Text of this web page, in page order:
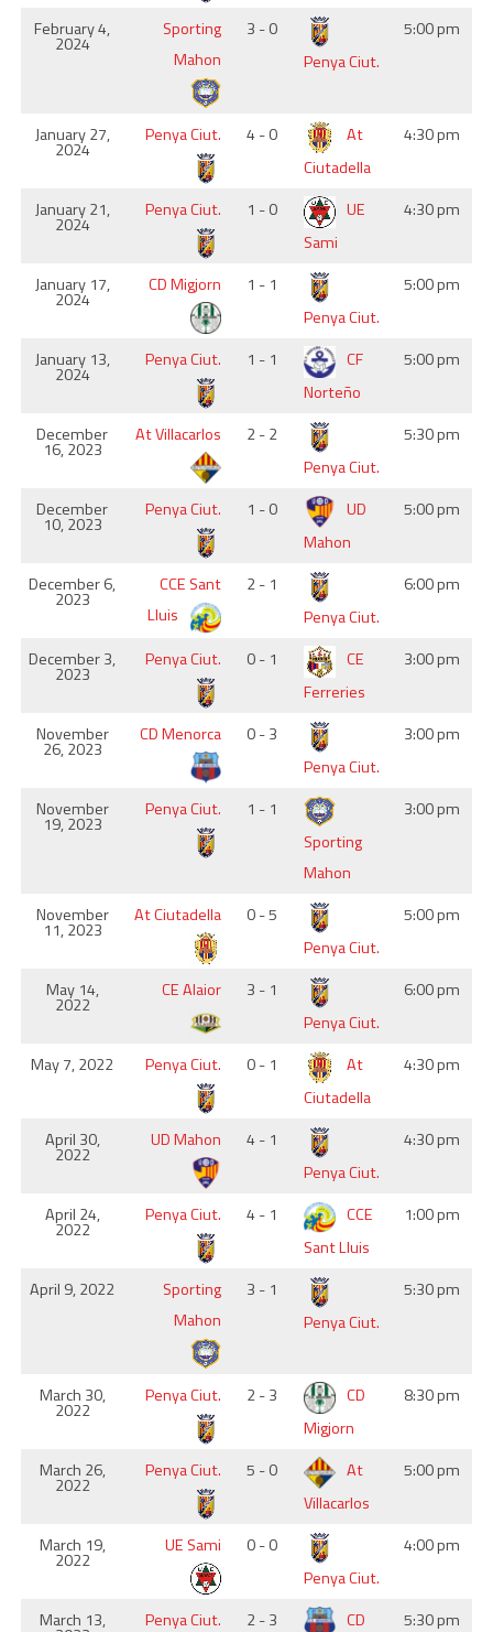
February 4,
2024
Sporting
Mahon
3 - 0
Penya Ciut.
5:00 pm
January 27,
2024
Penya Ciut. 4 - 0
At
Ciutadella
4:30 pm
January 21,
2024
Penya Ciut. 1 - 0
UE
Sami
4:30 pm
January 17,
2024
CD Migjorn
1 - 1
Penya Ciut.
5:00 pm
January 13,
2024
Penya Ciut. 1 - 1
CF
Norteño
5:00 pm
December
16, 2023
At Villacarlos
2 - 2
Penya Ciut.
5:30 pm
December
10, 2023
Penya Ciut. 1 - 0
UD
Mahon
5:00 pm
December 6,
2023
CCE Sant
Lluis
2 - 1
Penya Ciut.
6:00 pm
December 3,
2023
Penya Ciut. 0 - 1
CE
Ferreries
3:00 pm
November
26, 2023
CD Menorca
0 - 3
Penya Ciut.
3:00 pm
November
19, 2023
Penya Ciut.
1 - 1
Sporting
Mahon
3:00 pm
November
11, 2023
At Ciutadella
0 - 5
Penya Ciut.
5:00 pm
May 14,
2022
CE Alaior
3 - 1
Penya Ciut.
6:00 pm
May 7, 2022 Penya Ciut. 0 - 1
At
Ciutadella
4:30 pm
April 30,
2022
UD Mahon
4 - 1
Penya Ciut.
4:30 pm
April 24,
2022
Penya Ciut. 4 - 1
CCE
Sant Lluis
1:00 pm
April 9, 2022
Sporting
Mahon
3 - 1
Penya Ciut.
5:30 pm
March 30,
2022
Penya Ciut. 2 - 3
CD
Migjorn
8:30 pm
March 26,
2022
Penya Ciut. 5 - 0
At
Villacarlos
5:00 pm
March 19,
2022
UE Sami
0 - 0
Penya Ciut.
4:00 pm
March 13, Penya Ciut. 2 - 3 CD 5:30 pm